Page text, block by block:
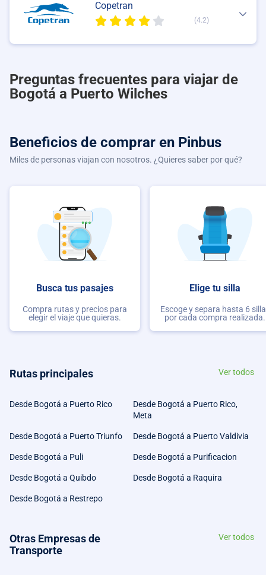
Copetran
(4.2)
Preguntas frecuentes para viajar de
Bogotá a Puerto Wilches
Beneficios de comprar en Pinbus
Miles de personas viajan con nosotros. ¿Quieres saber por qué?
Busca tus pasajes
Compra rutas y precios para
elegir el viaje que quieras.
Elige tu silla
Escoge y separa hasta 6
por cada compra realizada.
Rutas principales Ver todos
Desde Bogotá a Puerto Rico
Desde Bogotá a Puerto Rico,
Meta
Desde Bogotá a Puerto Triunfo Desde Bogotá a Puerto Valdivia
Desde Bogotá a Puli Desde Bogotá a Purificacion
Desde Bogotá a Quibdo Desde Bogotá a Raquira
Desde Bogotá a Restrepo
Otras Empresas de
Transporte
Ver todos